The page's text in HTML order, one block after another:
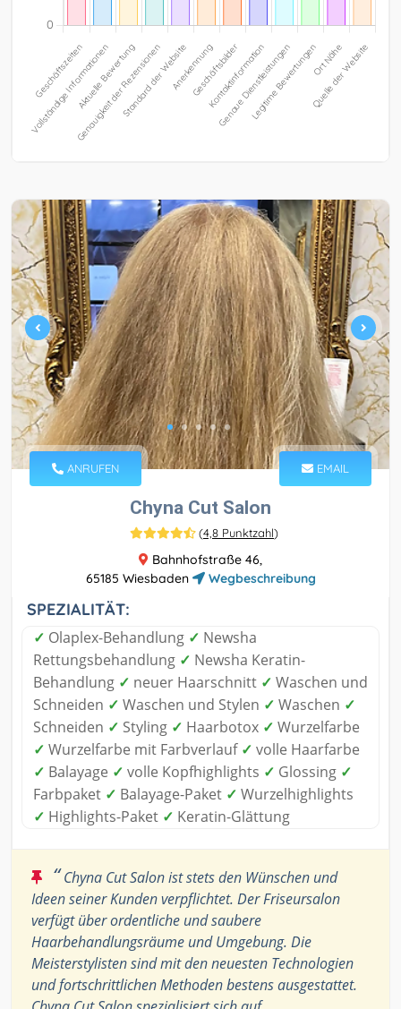
ANRUFEN EMAIL
Chyna Cut Salon
(4,8 Punktzahl)
Bahnhofstraße 46,
65185 Wiesbaden
Wegbeschreibung
SPEZIALITÄT:
✓ Olaplex-Behandlung ✓ Newsha
Rettungsbehandlung ✓ Newsha Keratin-
Behandlung ✓ neuer Haarschnitt ✓ Waschen und
Schneiden ✓ Waschen und Stylen ✓ Waschen ✓
Schneiden ✓ Styling ✓ Haarbotox ✓ Wurzelfarbe
✓ Wurzelfarbe mit Farbverlauf ✓ volle Haarfarbe
✓ Balayage ✓ volle Kopfhighlights ✓ Glossing ✓
Farbpaket ✓ Balayage-Paket ✓ Wurzelhighlights
✓ Highlights-Paket ✓ Keratin-Glättung
“Chyna Cut Salon ist stets den Wünschen und
Ideen seiner Kunden verpflichtet. Der Friseursalon
verfügt über ordentliche und saubere
Haarbehandlungsräume und Umgebung. Die
Meisterstylisten sind mit den neuesten Technologien
und fortschrittlichen Methoden bestens ausgestattet.